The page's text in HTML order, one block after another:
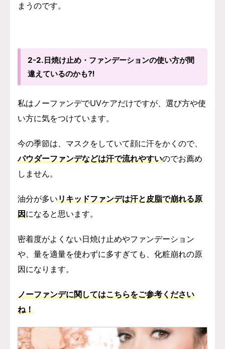
まうのです。
2-2.日焼け止め・ファンデーションの使い方が間
違えているのかも⁈
私はノーファンデでUVケアだけですが、選び方や使
い方に気をつけています。
今の季節は、マスクをしていて顔に汗をかくので、
パウダーファンデなどは汗で流れやすいのでお薦め
しません。
油分が多いリキッドファンデは汗と皮脂で崩れる原
因になると思います。
密着度がよくない日焼け止めやファンデーション
や、量を適量を使わずに多すぎても、化粧崩れの原
因になります。
ノーファンデに関してはこちらをご参考ください
ね！